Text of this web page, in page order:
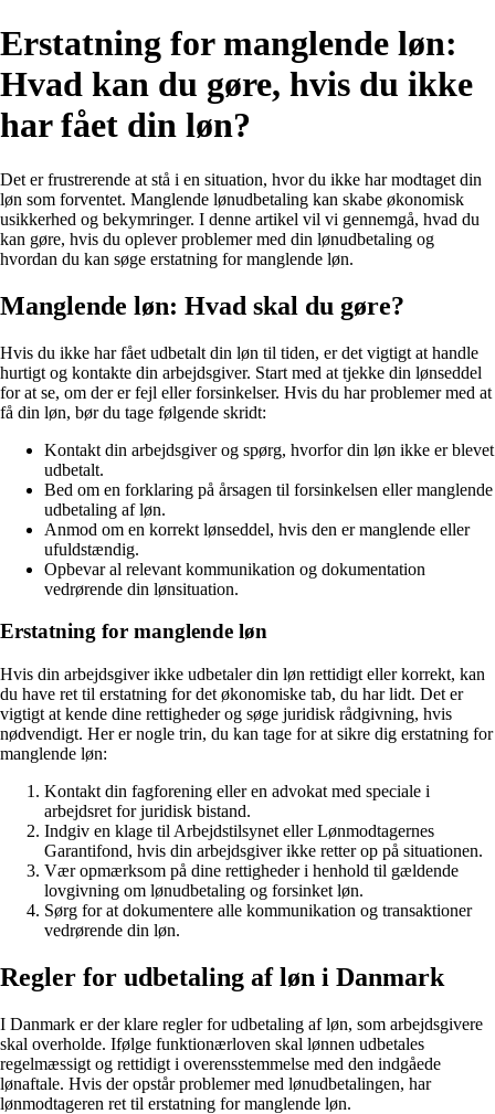
Erstatning for manglende løn:
Hvad kan du gøre, hvis du ikke
har fået din løn?
Det er frustrerende at stå i en situation, hvor du ikke har modtaget din
løn som forventet. Manglende lønudbetaling kan skabe økonomisk
usikkerhed og bekymringer. I denne artikel vil vi gennemgå, hvad du
kan gøre, hvis du oplever problemer med din lønudbetaling og
hvordan du kan søge erstatning for manglende løn.
Manglende løn: Hvad skal du gøre?
Hvis du ikke har fået udbetalt din løn til tiden, er det vigtigt at handle
hurtigt og kontakte din arbejdsgiver. Start med at tjekke din lønseddel
for at se, om der er fejl eller forsinkelser. Hvis du har problemer med at
få din løn, bør du tage følgende skridt:
Kontakt din arbejdsgiver og spørg, hvorfor din løn ikke er blevet
udbetalt.
Bed om en forklaring på årsagen til forsinkelsen eller manglende
udbetaling af løn.
Anmod om en korrekt lønseddel, hvis den er manglende eller
ufuldstændig.
Opbevar al relevant kommunikation og dokumentation
vedrørende din lønsituation.
Erstatning for manglende løn
Hvis din arbejdsgiver ikke udbetaler din løn rettidigt eller korrekt, kan
du have ret til erstatning for det økonomiske tab, du har lidt. Det er
vigtigt at kende dine rettigheder og søge juridisk rådgivning, hvis
nødvendigt. Her er nogle trin, du kan tage for at sikre dig erstatning for
manglende løn:
Kontakt din fagforening eller en advokat med speciale i
arbejdsret for juridisk bistand.
Indgiv en klage til Arbejdstilsynet eller Lønmodtagernes
Garantifond, hvis din arbejdsgiver ikke retter op på situationen.
Vær opmærksom på dine rettigheder i henhold til gældende
lovgivning om lønudbetaling og forsinket løn.
Sørg for at dokumentere alle kommunikation og transaktioner
vedrørende din løn.
Regler for udbetaling af løn i Danmark
I Danmark er der klare regler for udbetaling af løn, som arbejdsgivere
skal overholde. Ifølge funktionærloven skal lønnen udbetales
regelmæssigt og rettidigt i overensstemmelse med den indgåede
lønaftale. Hvis der opstår problemer med lønudbetalingen, har
lønmodtageren ret til erstatning for manglende løn.